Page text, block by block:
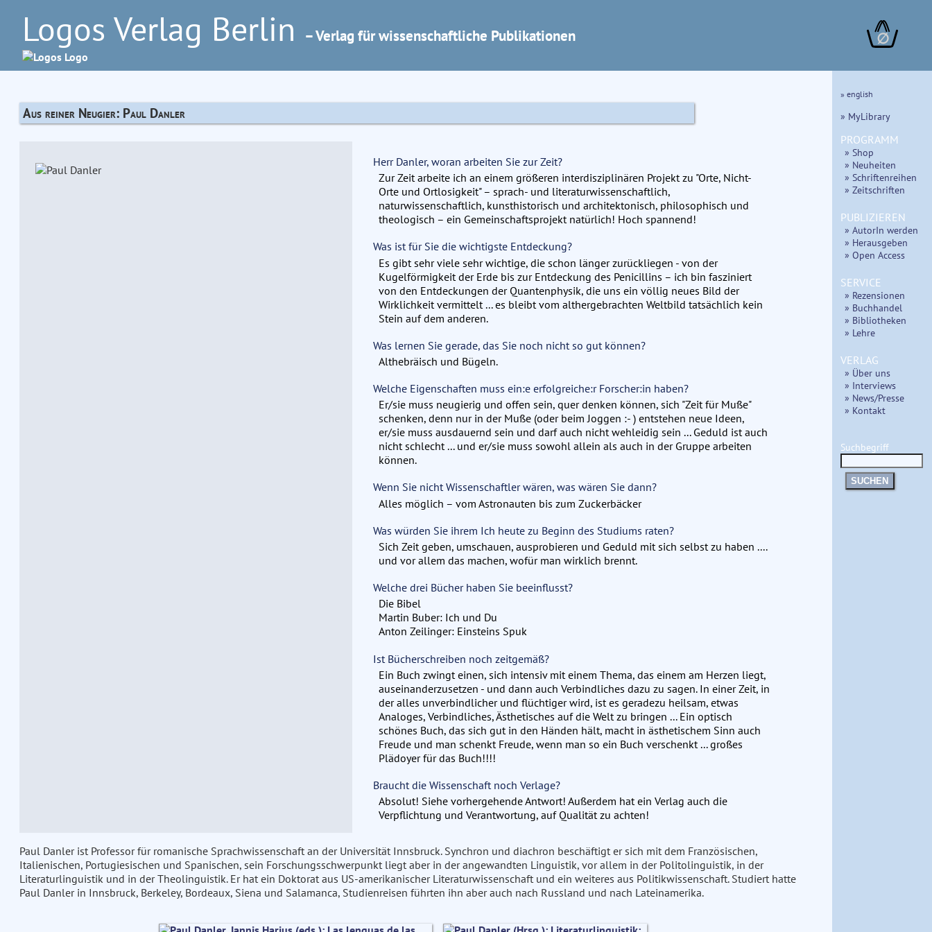
Logos Verlag Berlin – Verlag für wissenschaftliche Publikationen ∅
Aus reiner Neugier: Paul Danler
Herr Danler, woran arbeiten Sie zur Zeit?
Zur Zeit arbeite ich an einem größeren interdisziplinären Projekt zu "Orte, Nicht-
Orte und Ortlosigkeit" – sprach- und literaturwissenschaftlich,
naturwissenschaftlich, kunsthistorisch und architektonisch, philosophisch und
theologisch – ein Gemeinschaftsprojekt natürlich! Hoch spannend!
Was ist für Sie die wichtigste Entdeckung?
Es gibt sehr viele sehr wichtige, die schon länger zurückliegen - von der
Kugelförmigkeit der Erde bis zur Entdeckung des Penicillins – ich bin fasziniert
von den Entdeckungen der Quantenphysik, die uns ein völlig neues Bild der
Wirklichkeit vermittelt ... es bleibt vom althergebrachten Weltbild tatsächlich kein
Stein auf dem anderen.
Was lernen Sie gerade, das Sie noch nicht so gut können?
Althebräisch und Bügeln.
Welche Eigenschaften muss ein:e erfolgreiche:r Forscher:in haben?
Er/sie muss neugierig und offen sein, quer denken können, sich "Zeit für Muße"
schenken, denn nur in der Muße (oder beim Joggen :- ) entstehen neue Ideen,
er/sie muss ausdauernd sein und darf auch nicht wehleidig sein ... Geduld ist auch
nicht schlecht ... und er/sie muss sowohl allein als auch in der Gruppe arbeiten
können.
Wenn Sie nicht Wissenschaftler wären, was wären Sie dann?
Alles möglich – vom Astronauten bis zum Zuckerbäcker
Was würden Sie ihrem Ich heute zu Beginn des Studiums raten?
Sich Zeit geben, umschauen, ausprobieren und Geduld mit sich selbst zu haben ....
und vor allem das machen, wofür man wirklich brennt.
Welche drei Bücher haben Sie beeinflusst?
Die Bibel
Martin Buber: Ich und Du
Anton Zeilinger: Einsteins Spuk
Ist Bücherschreiben noch zeitgemäß?
Ein Buch zwingt einen, sich intensiv mit einem Thema, das einem am Herzen liegt,
auseinanderzusetzen - und dann auch Verbindliches dazu zu sagen. In einer Zeit, in
der alles unverbindlicher und flüchtiger wird, ist es geradezu heilsam, etwas
Analoges, Verbindliches, Ästhetisches auf die Welt zu bringen ... Ein optisch
schönes Buch, das sich gut in den Händen hält, macht in ästhetischem Sinn auch
Freude und man schenkt Freude, wenn man so ein Buch verschenkt ... großes
Plädoyer für das Buch!!!!
Braucht die Wissenschaft noch Verlage?
Absolut! Siehe vorhergehende Antwort! Außerdem hat ein Verlag auch die
Verpflichtung und Verantwortung, auf Qualität zu achten!
Paul Danler ist Professor für romanische Sprachwissenschaft an der Universität Innsbruck. Synchron und diachron beschäftigt er sich mit dem Französischen,
Italienischen, Portugiesischen und Spanischen, sein Forschungsschwerpunkt liegt aber in der angewandten Linguistik, vor allem in der Politolinguistik, in der
Literaturlinguistik und in der Theolinguistik. Er hat ein Doktorat aus US-amerikanischer Literaturwissenschaft und ein weiteres aus Politikwissenschaft. Studiert hatte
Paul Danler in Innsbruck, Berkeley, Bordeaux, Siena und Salamanca, Studienreisen führten ihn aber auch nach Russland und nach Lateinamerika.
» english
» MyLibrary
PROGRAMM
» Shop
» Neuheiten
» Schriftenreihen
» Zeitschriften
PUBLIZIEREN
» AutorIn werden
» Herausgeben
» Open Access
SERVICE
» Rezensionen
» Buchhandel
» Bibliotheken
» Lehre
VERLAG
» Über uns
» Interviews
» News/Presse
» Kontakt
Suchbegriff
SUCHEN